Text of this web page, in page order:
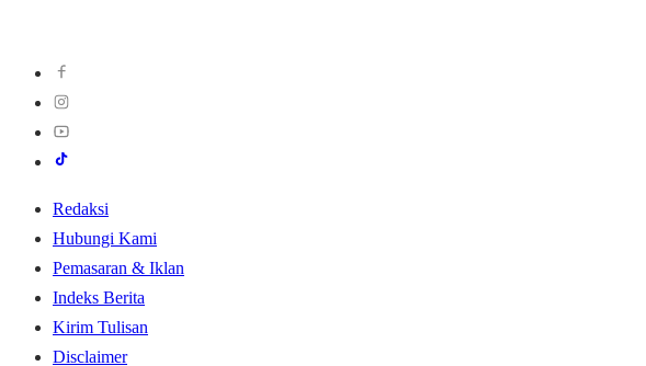
Redaksi
Hubungi Kami
Pemasaran & Iklan
Indeks Berita
Kirim Tulisan
Disclaimer